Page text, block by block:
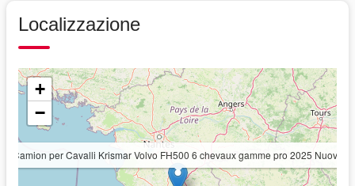
Localizzazione
Camion per Cavalli Krismar Volvo FH500 6 chevaux gamme pro 2025 Nuovo
+
−